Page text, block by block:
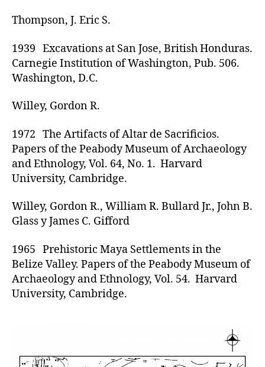
Thompson, J. Eric S.
1939 Excavations at San Jose, British Honduras.
Carnegie Institution of Washington, Pub. 506.
Washington, D.C.
Willey, Gordon R.
1972 The Artifacts of Altar de Sacrificios.
Papers of the Peabody Museum of Archaeology
and Ethnology, Vol. 64, No. 1. Harvard
University, Cambridge.
Willey, Gordon R., William R. Bullard Jr., John B.
Glass y James C. Gifford
1965 Prehistoric Maya Settlements in the
Belize Valley. Papers of the Peabody Museum of
Archaeology and Ethnology, Vol. 54. Harvard
University, Cambridge.